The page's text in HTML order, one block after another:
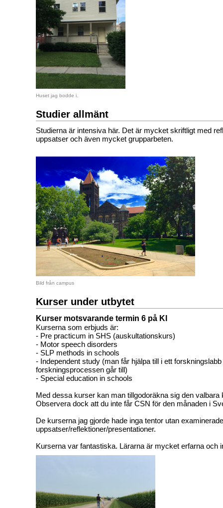
Huset jag bodde i.
Studier allmänt
Studierna är intensiva här. Det är mycket skriftligt med
uppsatser och även mycket grupparbeten.
Bild från campus
Kurser under utbytet
Kurser motsvarande termin 6 på KI
Kurserna som erbjuds är:
- Pre practicum in SHS (auskultationskurs)
- Motor speech disorders
- SLP methods in schools
- Independent study (man får hjälpa till i ett
forskningsprocessen går till)
- Special education in schools
Med dessa kurser kan man tillgodoräkna sig den valbara
Observera dock att du inte får CSN för den månaden i
De kurserna jag gjorde hade inga tentor utan
uppsatser/reflektioner/presentationer.
Kurserna var fantastiska. Lärarna är mycket erfarna och